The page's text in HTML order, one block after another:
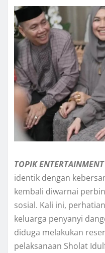
TOPIKENTERTAINMENT
identik dengan
kembali diwarnai
sosial. Kali ini,
keluarga penyanyi
diduga melakukan
pelaksanaan Sholat